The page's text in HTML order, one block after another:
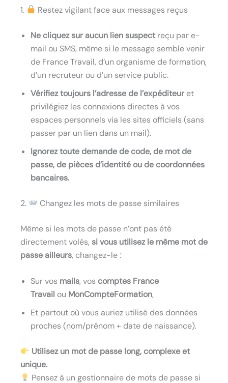
1. Restez vigilant face aux messages reçus
Ne cliquez sur aucun lien suspectreçu par e-
mail ou SMS, même si le message semble venir
de France Travail, d’un organisme de formation,
d’un recruteur ou d’un service public.
Vérifiez toujours l’adresse de l’expéditeur et
privilégiez les connexions directes à vos
espaces personnels via les sites officiels (sans
passer par un lien dans un mail).
Ignorez toute demande de code, de mot de
passe, de pièces d’identité ou de coordonnées
bancaires.
2. Changez les mots de passe similaires
Même si les mots de passe n’ont pas été
directement volés, si vous utilisez le même mot de
passe ailleurs, changez-le :
Sur vos mails, vos comptes France
Travail ou MonCompteFormation,
Et partout où vous auriez utilisé des données
proches (nom/prénom + date de naissance).
Utilisez un mot de passe long, complexe et
unique.
Pensez à un gestionnaire de mots de passe si